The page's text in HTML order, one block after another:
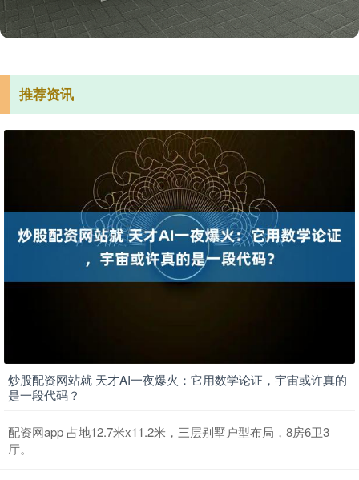
推荐资讯
炒股配资网站就 天才AI一夜爆火：它用数学论证，宇宙或许真的
是一段代码？
配资网app 占地12.7米x11.2米，三层别墅户型布局，8房6卫3
厅。